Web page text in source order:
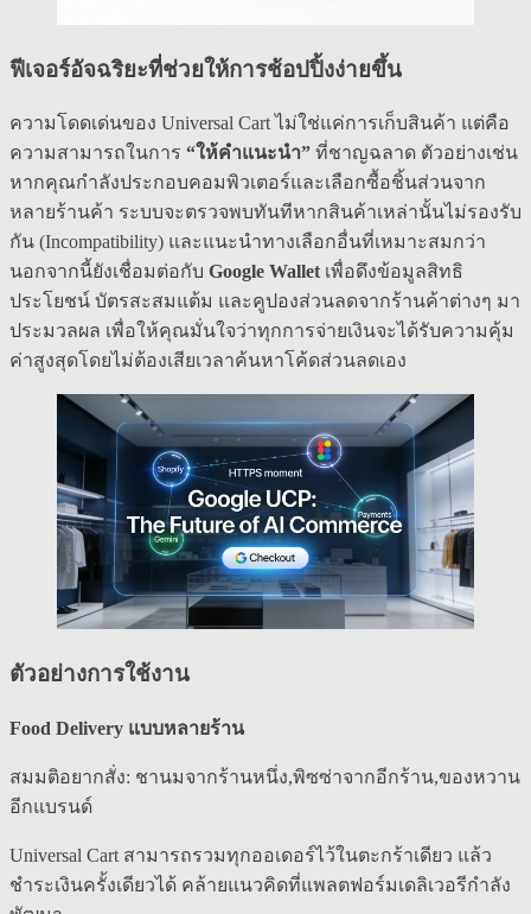
ฟีเจอร์อัจฉริยะที่ช่วยให้การช้อปปิ้งง่ายขึ้น
ความโดดเด่นของ Universal Cart ไม่ใช่แค่การเก็บสินค้า แต่คือ
ความสามารถในการ “ให้คำแนะนำ” ที่ชาญฉลาด ตัวอย่างเช่น
หากคุณกำลังประกอบคอมพิวเตอร์และเลือกซื้อชิ้นส่วนจาก
หลายร้านค้า ระบบจะตรวจพบทันทีหากสินค้าเหล่านั้นไม่รองรับ
กัน (Incompatibility) และแนะนำทางเลือกอื่นที่เหมาะสมกว่า
นอกจากนี้ยังเชื่อมต่อกับ Google Wallet เพื่อดึงข้อมูลสิทธิ
ประโยชน์ บัตรสะสมแต้ม และคูปองส่วนลดจากร้านค้าต่างๆ มา
ประมวลผล เพื่อให้คุณมั่นใจว่าทุกการจ่ายเงินจะได้รับความคุ้ม
ค่าสูงสุดโดยไม่ต้องเสียเวลาค้นหาโค้ดส่วนลดเอง
ตัวอย่างการใช้งาน
Food Delivery แบบหลายร้าน
สมมติอยากสั่ง: ชานมจากร้านหนึ่ง,พิซซ่าจากอีกร้าน,ของหวาน
อีกแบรนด์
Universal Cart สามารถรวมทุกออเดอร์ไว้ในตะกร้าเดียว แล้ว
ชำระเงินครั้งเดียวได้ คล้ายแนวคิดที่แพลตฟอร์มเดลิเวอรีกำลัง